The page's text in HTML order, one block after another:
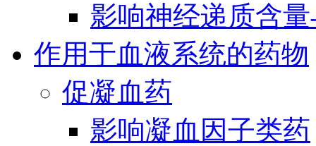
影响神经递质含
作用于血液系统的药物
促凝血药
影响凝血因子类药